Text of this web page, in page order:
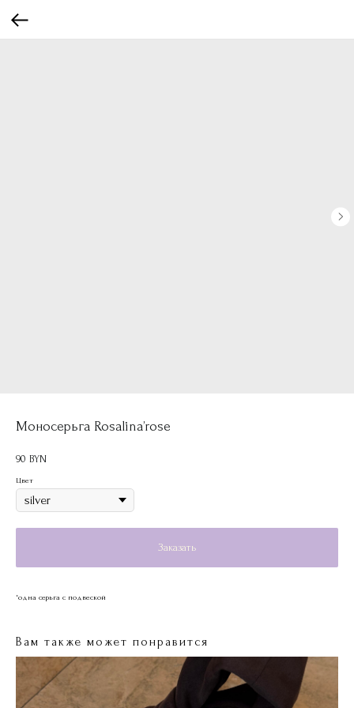
Моносерьга Rosalina’rose
90 BYN
Цвет
Заказать
*одна серьга с подвеской
Вам также может понравится